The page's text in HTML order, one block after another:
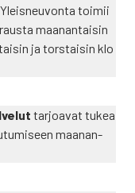
toi­mii
maa­nan­tai­sin
ja tors­tai­sin klo
tar­joa­vat tukea
maa­nan­